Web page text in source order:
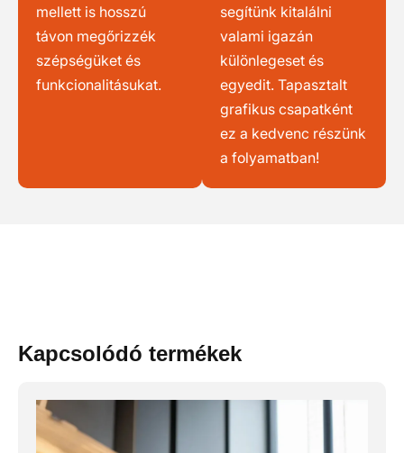
mellett is hosszú
távon megőrizzék
szépségüket és
funkcionalitásukat.
segítünk kitalálni
valami igazán
különlegeset és
egyedit. Tapasztalt
grafikus csapatként
ez a kedvenc részünk
a folyamatban!
Kapcsolódó termékek